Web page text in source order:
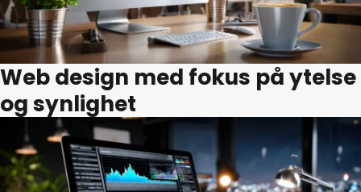
Web design med fokus på ytelse
og synlighet